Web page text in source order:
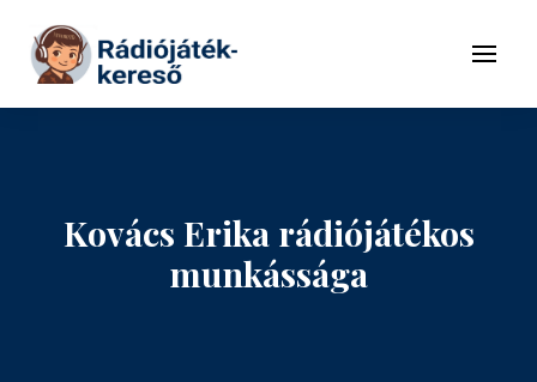
Tovább a tartalomhoz
Menü
Kovács Erika rádiójátékos
munkássága